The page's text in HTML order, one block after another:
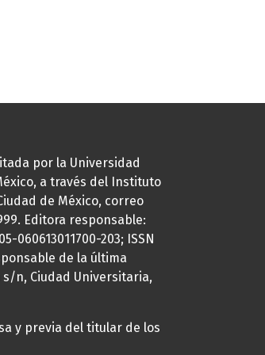
por la Universidad
a través del Instituto
de México, correo
Editora responsable:
060613011700-203; ISSN
de la última
n, Ciudad Universitaria,
y previa del titular de los